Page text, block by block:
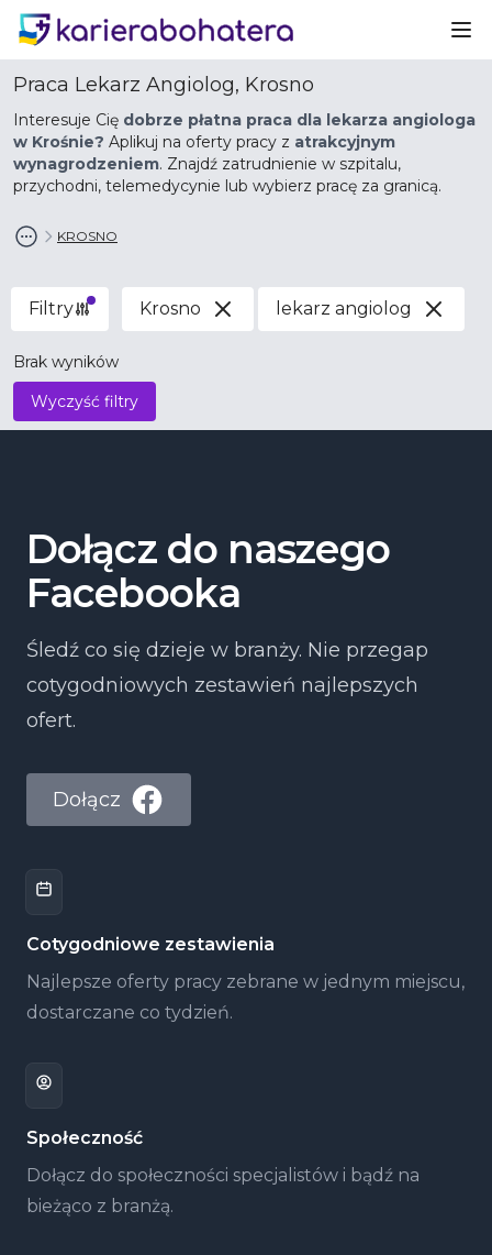
Praca Lekarz Angiolog, Krosno
Interesuje Cię dobrze płatna praca dla lekarza angiologa
w Krośnie? Aplikuj na oferty pracy z atrakcyjnym
wynagrodzeniem. Znajdź zatrudnienie w szpitalu,
przychodni, telemedycynie lub wybierz pracę za granicą.
KROSNO
Filtry Krosno lekarz angiolog
Brak wyników
Wyczyść filtry
Dołącz do naszego
Facebooka
Śledź co się dzieje w branży. Nie przegap
cotygodniowych zestawień najlepszych
ofert.
Dołącz
Cotygodniowe zestawienia
Najlepsze oferty pracy zebrane w jednym miejscu,
dostarczane co tydzień.
Społeczność
Dołącz do społeczności specjalistów i bądź na
bieżąco z branżą.